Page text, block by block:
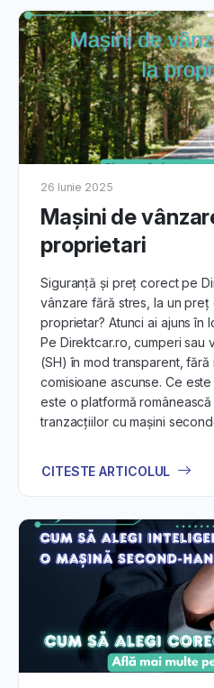
26 Iunie 2025
Mașini de
proprietari
Siguranță și preț corect pe
vânzare fără stres, la un
proprietar? Atunci ai ajuns în
Pe Direktcar.ro, cumperi sau
(SH) în mod transparent, fără
comisioane ascunse. Ce
este o platformă
tranzacțiilor cu mașini
CITESTE ARTICOLUL